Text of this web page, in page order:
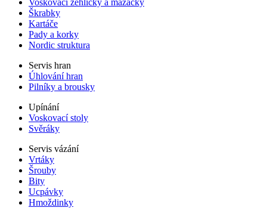
Voskovací žehličky a mazačky
Škrabky
Kartáče
Pady a korky
Nordic struktura
Servis hran
Úhlování hran
Pilníky a brousky
Upínání
Voskovací stoly
Svěráky
Servis vázání
Vrtáky
Šrouby
Bity
Ucpávky
Hmoždinky